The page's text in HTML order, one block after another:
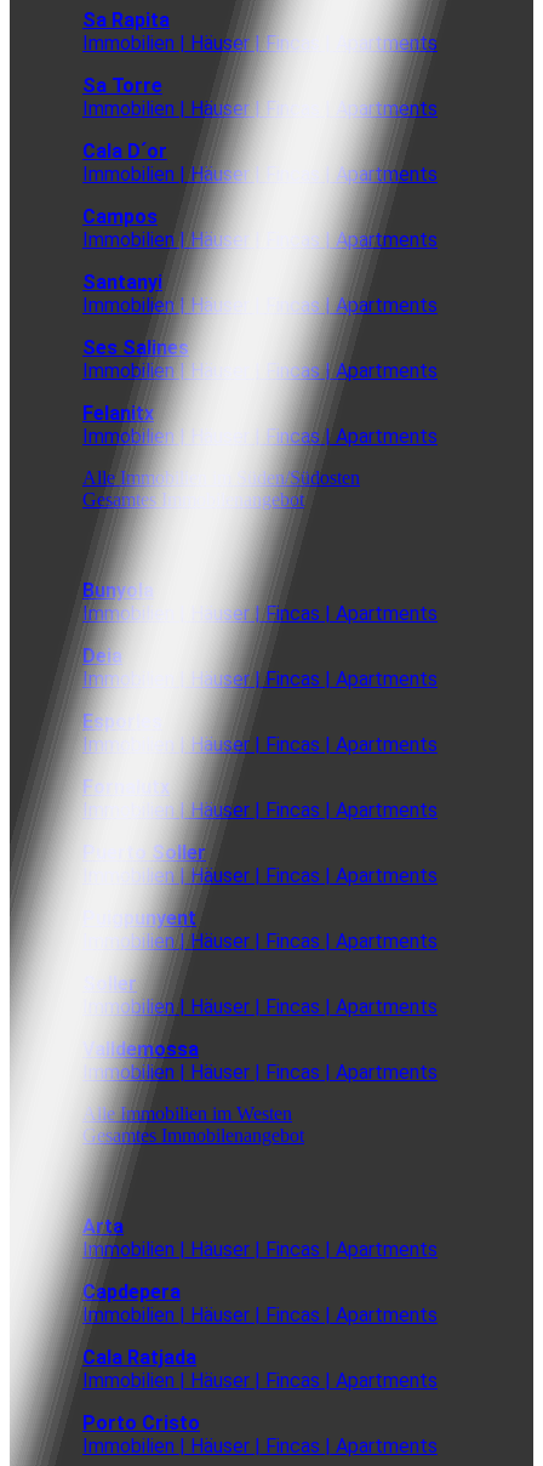
Sa Rapita
Immobilien | Häuser | Fincas | Apartments
Sa Torre
Immobilien | Häuser | Fincas | Apartments
Cala D´or
Immobilien | Häuser | Fincas | Apartments
Campos
Immobilien | Häuser | Fincas | Apartments
Santanyi
Immobilien | Häuser | Fincas | Apartments
Ses Salines
Immobilien | Häuser | Fincas | Apartments
Felanitx
Immobilien | Häuser | Fincas | Apartments
Alle Immobilien im Süden/Südosten
Gesamtes Immobilenangebot
Bunyola
Immobilien | Häuser | Fincas | Apartments
Deia
Immobilien | Häuser | Fincas | Apartments
Esporles
Immobilien | Häuser | Fincas | Apartments
Fornalutx
Immobilien | Häuser | Fincas | Apartments
Puerto Soller
Immobilien | Häuser | Fincas | Apartments
Puigpunyent
Immobilien | Häuser | Fincas | Apartments
Soller
Immobilien | Häuser | Fincas | Apartments
Valldemossa
Immobilien | Häuser | Fincas | Apartments
Alle Immobilien im Westen
Gesamtes Immobilenangebot
Arta
Immobilien | Häuser | Fincas | Apartments
Capdepera
Immobilien | Häuser | Fincas | Apartments
Cala Ratjada
Immobilien | Häuser | Fincas | Apartments
Porto Cristo
Immobilien | Häuser | Fincas | Apartments